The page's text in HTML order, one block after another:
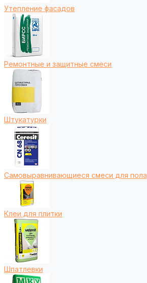
Утепление фасадов
Ремонтные и защитные смеси
Штукатурки
Самовыравнивающиеся смеси для пола
Клеи для плитки
Шпатлевки